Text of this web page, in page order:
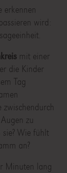
erkennen
wird:
mit einer
die Kinder
Tag
zu
Wie fühlt
an?
Minuten lang